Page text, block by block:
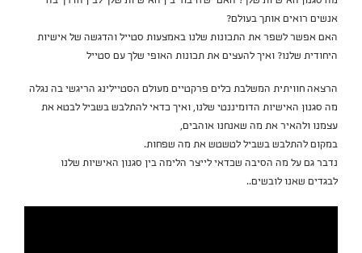
אנשים רואים אותך בעולם?
האם אפשר לשפר את התכונות שלנו באמצעות סטייל והדגשה של אישיות
היחודית שלנו? ואיך להעצים את תכונות האופי שלך עם סטייל
הרצאה חוויתית המשלבת כלים פרקטיים מעולם הסטיילינג הריגשי בה נגלה
מה סגנון האישיות הדומיננטי שלנו, ואיך כדאי להתלבש בשביל לבטא את
עצמנו ולהאיר את מה שאנחנו אוהבים,
במקום להתלבש בשביל לטשטש את מה שפחות.
נדבר גם על מה הסיבה שכדאי לייצר הלימה בין סגנון האישיות שלנו
לבגדים שאנו לובשים..